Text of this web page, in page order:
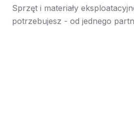
Sprzęt i materiały
potrzebujesz - od jednego